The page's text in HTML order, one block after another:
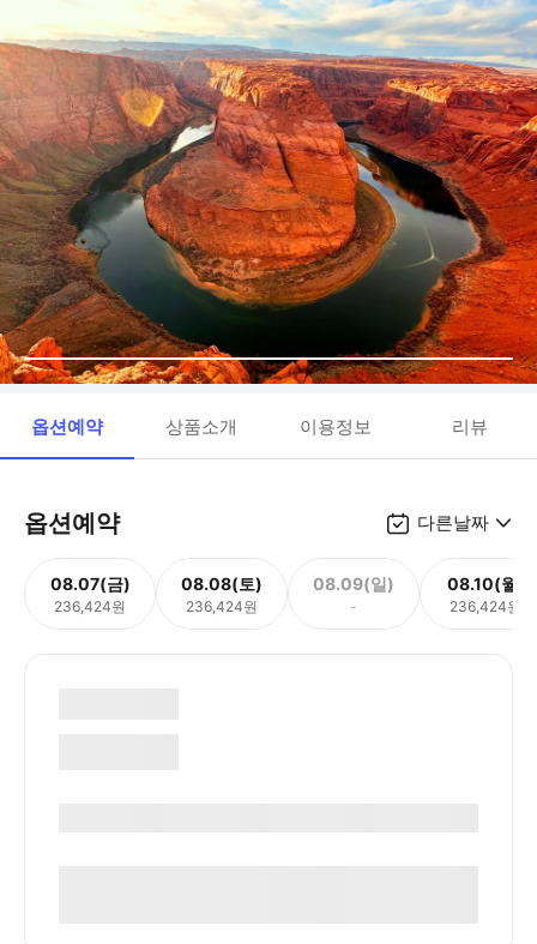
옵션예약 상품소개 이용정보 리뷰
옵션예약 다른날짜
08.07(금)
236,424원
08.08(토)
236,424원
08.09(일)
-
08.10(월)
236,424원